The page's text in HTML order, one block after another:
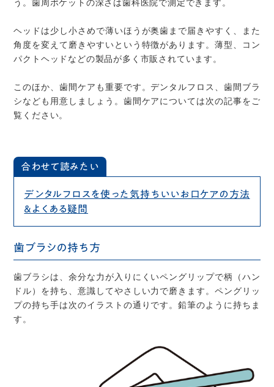
う。歯周ポケットの深さは歯科医院で測定できます。
ヘッドは少し小さめで薄いほうが奥歯まで届きやすく、また
角度を変えて磨きやすいという特徴があります。薄型、コン
パクトヘッドなどの製品が多く市販されています。
このほか、歯間ケアも重要です。デンタルフロス、歯間ブラ
シなども用意しましょう。歯間ケアについては次の記事をご
覧ください。
合わせて読みたい
デンタルフロスを使った気持ちいいお口ケアの方法
＆よくある疑問
歯ブラシの持ち方
歯ブラシは、余分な力が入りにくいペングリップで柄（ハン
ドル）を持ち、意識してやさしい力で磨きます。ペングリッ
プの持ち手は次のイラストの通りです。鉛筆のように持ちま
す。